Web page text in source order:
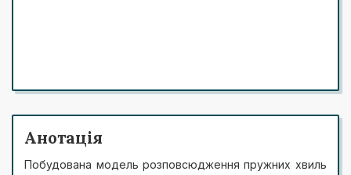
Анотація
Побудована модель розповсюдження пружних хвиль